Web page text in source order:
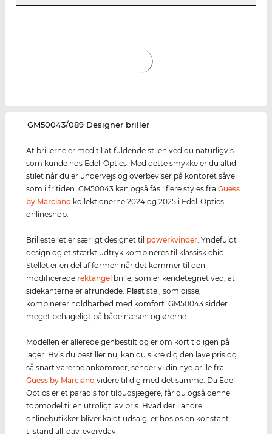
‌GM50043/089 Designer briller
At brillerne er med til at fuldende stilen ved du naturligvis
som kunde hos Edel-Optics. Med dette smykke er du altid
stilet når du er undervejs og overbeviser på kontoret såvel
som i fritiden. GM50043 kan også fås i flere styles fraGuess
by Marciano kollektionerne 2024 og 2025 i Edel-Optics
onlineshop.
Brillestellet er særligt designet til powerkvinder . Yndefuldt
design og et stærkt udtryk kombineres til klassisk chic.
Stellet er en del af formen når det kommer til den
modificerede rektangel brille, som er kendetegnet ved, at
sidekanterne er afrundede. Plast stel, som disse,
kombinerer holdbarhed med komfort. GM50043 sidder
meget behageligt på både næsen og ørerne.
Modellen er allerede genbestilt og er om kort tid igen på
lager. Hvis du bestiller nu, kan du sikre dig den lave pris og
så snart varerne ankommer, sender vi din nye brille fra
Guess by Marciano videre til dig med det samme. Da Edel-
Optics er et paradis for tilbudsjægere, får du også denne
topmodel til en utroligt lav pris. Hvad der i andre
onlinebutikker bliver kaldt udsalg, er hos os en konstant
tilstand all-day-everyday.